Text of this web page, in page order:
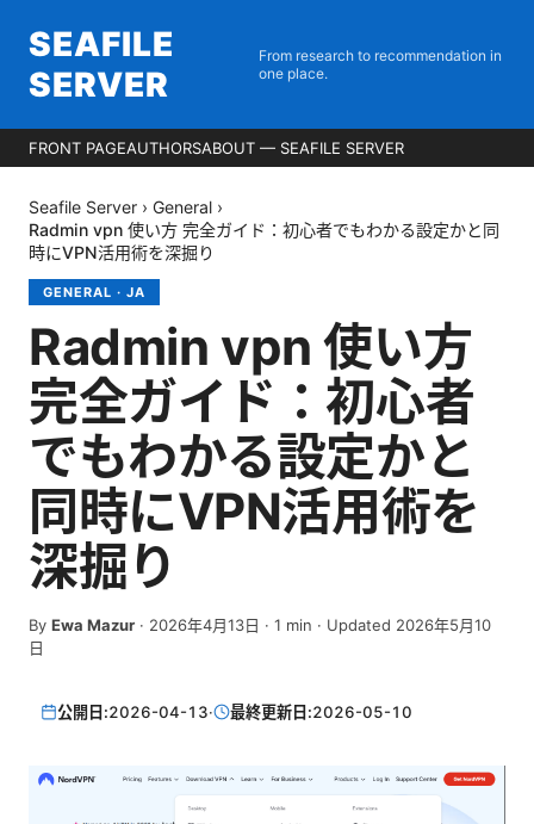
SEAFILE
SERVER
From research to recommendation in
one place.
FRONT PAGEAUTHORSABOUT — SEAFILE SERVER
Seafile Server › General ›
Radmin vpn 使い方 完全ガイド：初心者でもわかる設定かと同
時にVPN活用術を深掘り
GENERAL · JA
Radmin vpn 使い方
完全ガイド：初心者
でもわかる設定かと
同時にVPN活用術を
深掘り
By Ewa Mazur · 2026年4月13日 · 1 min · Updated 2026年5月10
日
公開日:2026-04-13· 最終更新日:2026-05-10